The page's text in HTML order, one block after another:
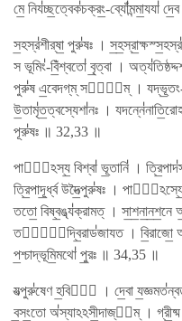
মে॒ নিয॑চ্ছ॒ত্বেক॑চক্রং॒-ব্যোঁ॑মন্মা॒যযা॑
স॒হস্র॑শীর্​ষা॒ পুরু॑ষঃ ।
স ভূমিং॑-বিঁ॒শ্বতো॑ বৃ॒ত্বা ।
পুরু॑ষ এ॒বেদগ্​ম্ সর্ব᳚ম্ ।
উ॒তামৃ॑ত॒ত্বস্যেশা॑নঃ ।
পূরু॑ষঃ ॥ 32,33 ॥
পাদো᳚ঽস্য॒ বিশ্বা॑ ভূ॒তানি॑ ।
ত্রি॒পাদূ॒র্ধ্ব উদৈ॒ত্পুরু॑ষঃ ।
ততো॒ বিষ্ব॒ঙ্ব্য॑ক্রামত্ । সা॒শ॒না॒ন॒শ॒নে
তস্মা᳚দ্বি॒রাড॑জাযত । বি॒রাজো॒
প॒শ্চাদ্ভূমি॒মথো॑ পু॒রঃ ॥ 34,35 ॥
যত্পুরু॑ষেণ হ॒বিষা᳚ । দে॒বা
ব॒সং॒তো অ॑স্যাঽঽসী॒দাজ্য᳚ম্ । গ্রী॒ষ্ম